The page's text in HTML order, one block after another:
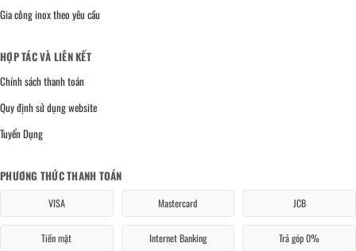
Gia công inox theo yêu cầu
HỢP TÁC VÀ LIÊN KẾT
Chính sách thanh toán
Quy định sử dụng website
Tuyển Dụng
PHƯƠNG THỨC THANH TOÁN
VISA Mastercard JCB
Tiền mặt Internet Banking Trả góp 0%